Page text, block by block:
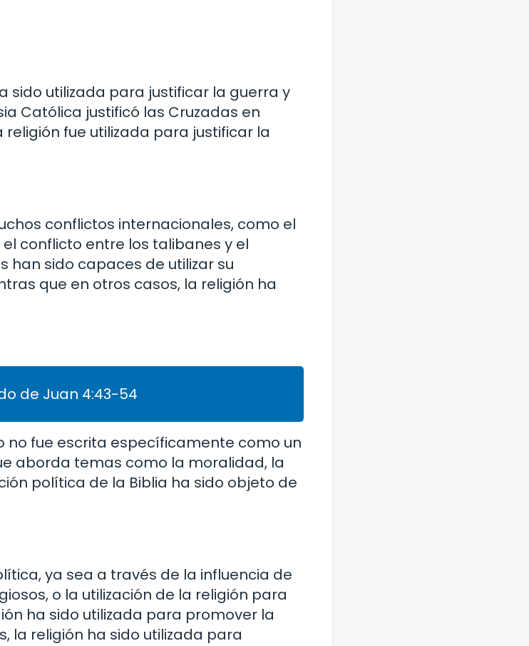
sido utilizada para justificar la guerra y
Católica justificó las Cruzadas en
fue utilizada para justificar la
conflictos internacionales, como el
conflicto entre los talibanes y el
han sido capaces de utilizar su
que en otros casos, la religión ha
de Juan 4:43-54
no fue escrita específicamente como un
aborda temas como la moralidad, la
política de la Biblia ha sido objeto de
ya sea a través de la influencia de
o la utilización de la religión para
ha sido utilizada para promover la
la religión ha sido utilizada para